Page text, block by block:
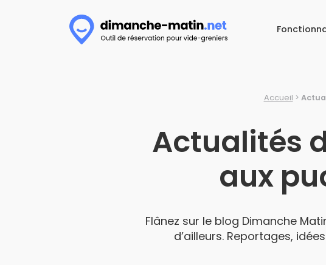
Accueil >
Actualités
aux
Flânez sur le blog Dimanche
d’ailleurs. Reportages,